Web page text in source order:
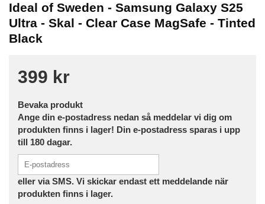
Ideal of Sweden - Samsung Galaxy S25
Ultra - Skal - Clear Case MagSafe - Tinted
Black
399 kr
Bevaka produkt
Ange din e-postadress nedan så meddelar vi dig om
produkten finns i lager! Din e-postadress sparas i upp
till 180 dagar.
eller via SMS. Vi skickar endast ett meddelande när
produkten finns i lager.